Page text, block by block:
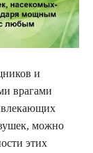
и
врагами
можно
этих